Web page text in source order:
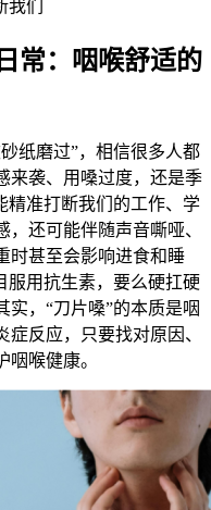
们
常：咽喉舒适的
纸磨过”，相信很多人都
袭、用嗓过度，还是季
精准打断我们的工作、学
还可能伴随声音嘶哑、
时甚至会影响进食和睡
服用抗生素，要么硬扛硬
，“刀片嗓”的本质是咽
反应，只要找对原因、
喉健康。